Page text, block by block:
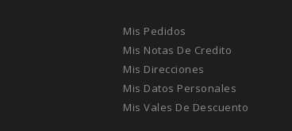
Mis Pedidos
Mis Notas De Credito
Mis Direcciones
Mis Datos Personales
Mis Vales De Descuento